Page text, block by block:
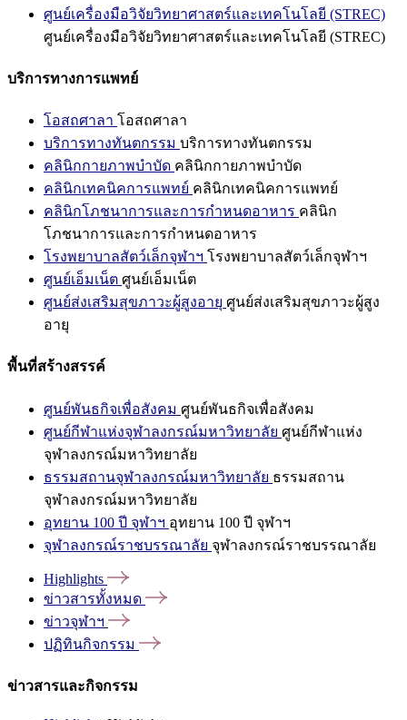
ศูนย์เครื่องมือวิจัยวิทยาศาสตร์และเทคโนโลยี (STREC)
ศูนย์เครื่องมือวิจัยวิทยาศาสตร์และเทคโนโลยี (STREC)
บริการทางการแพทย์
โอสถศาลา โอสถศาลา
บริการทางทันตกรรม บริการทางทันตกรรม
คลินิกกายภาพบำบัด คลินิกกายภาพบำบัด
คลินิกเทคนิคการแพทย์ คลินิกเทคนิคการแพทย์
คลินิกโภชนาการและการกำหนดอาหาร คลินิก
โภชนาการและการกำหนดอาหาร
โรงพยาบาลสัตว์เล็กจุฬาฯ โรงพยาบาลสัตว์เล็กจุฬาฯ
ศูนย์เอ็มเน็ต ศูนย์เอ็มเน็ต
ศูนย์ส่งเสริมสุขภาวะผู้สูงอายุ ศูนย์ส่งเสริมสุขภาวะผู้สูง
อายุ
พื้นที่สร้างสรรค์
ศูนย์พันธกิจเพื่อสังคม ศูนย์พันธกิจเพื่อสังคม
ศูนย์กีฬาแห่งจุฬาลงกรณ์มหาวิทยาลัย ศูนย์กีฬาแห่ง
จุฬาลงกรณ์มหาวิทยาลัย
ธรรมสถานจุฬาลงกรณ์มหาวิทยาลัย ธรรมสถาน
จุฬาลงกรณ์มหาวิทยาลัย
อุทยาน 100 ปี จุฬาฯ อุทยาน 100 ปี จุฬาฯ
จุฬาลงกรณ์ราชบรรณาลัย จุฬาลงกรณ์ราชบรรณาลัย
Highlights
ข่าวสารทั้งหมด
ข่าวจุฬาฯ
ปฏิทินกิจกรรม
ข่าวสารและกิจกรรม